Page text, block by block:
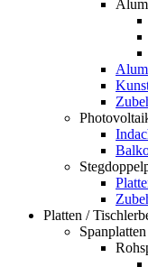
Platten /
Spanplatten